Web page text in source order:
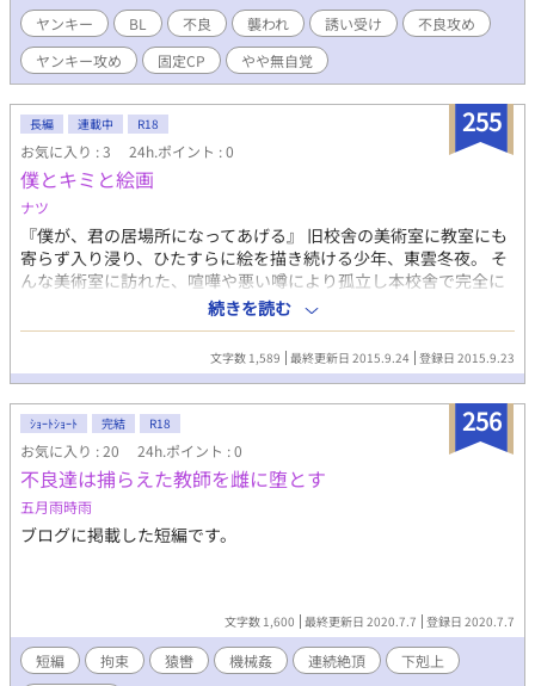
ヤンキー BL 不良 襲われ 誘い受け
不良攻め
ヤンキー攻め
固定CP やや無自覚
255
長編 連載中 R18
お気に入り : 3 24h.ポイント : 0
僕とキミと絵画
ナツ
『僕が、君の居場所になってあげる』 旧校舎の美術室に教室にも
寄らず入り浸り、ひたすらに絵を描き続ける少年、東雲冬夜。 そ
んな美術室に訪れた、喧嘩や悪い噂により孤立し本校舎で完全に
居場所を無くしてしまった不良、佐伯祐真。 二人が出会い、絵が
完成するまでのお話 ※先生×生徒の無理矢理な描写や、流血など
の表現を含みますので苦手な方はご注意ください ※初投稿な為、
読みにくいかもしれませんが…ご了承ください…
続きを読む
文字数 1,589 最終更新日 2015.9.24 登録日 2015.9.23
256
ｼｮｰﾄｼｮｰﾄ 完結 R18
お気に入り : 20 24h.ポイント : 0
不良達は捕らえた教師を雌に堕とす
五月雨時雨
ブログに掲載した短編です。
文字数 1,600 最終更新日 2020.7.7 登録日 2020.7.7
短編 拘束 猿轡 機械姦 連続絶頂
下剋上